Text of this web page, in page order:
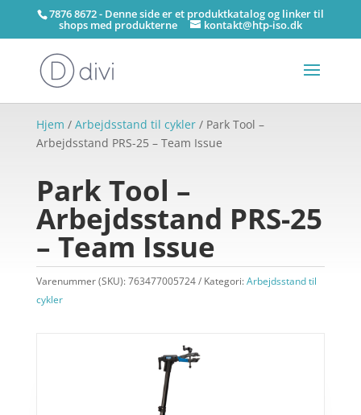
7876 8672 - Denne side er et produktkatalog og linker til
shops med produkterne kontakt@htp-iso.dk
Hjem / Arbejdsstand til cykler/ Park Tool –
Arbejdsstand PRS-25 – Team Issue
Park Tool –
Arbejdsstand PRS-25
– Team Issue
Varenummer (SKU):763477005724 Kategori:Arbejdsstand til
cykler